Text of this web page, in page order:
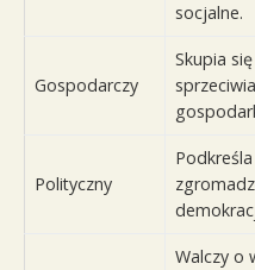
socjalne.
Gospodarczy
Skupia
Polityczny
Walczy o